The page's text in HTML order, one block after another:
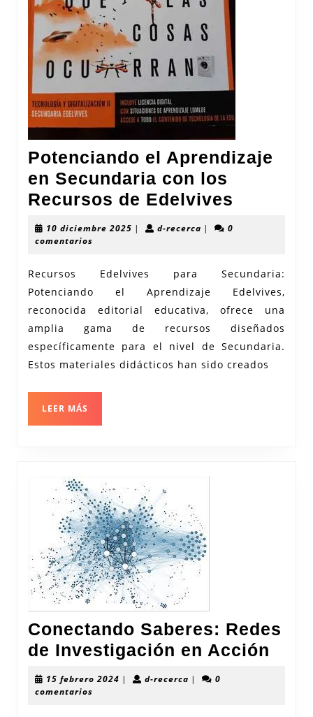
Potenciando el Aprendizaje
en Secundaria con los
Recursos de Edelvives
con
los
de
10 diciembre 2025 10| d-recercad-|
0
comentarios
Recursos Edelvives para Secundaria:
Potenciando el Aprendizaje Edelvives,
reconocida editorial educativa, ofrece una
amplia gama de recursos diseñados
específicamente para el nivel de Secundaria.
Estos materiales didácticos han sido creados
LEER MÁS
Conectando Saberes: Redes
de Investigación en Acción
15 febrero 2024 15| d-recercad-|
0
comentarios